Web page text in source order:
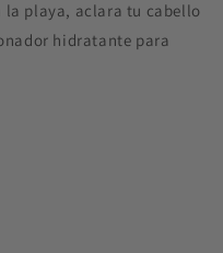
la playa, aclara tu cabello
hidratante para